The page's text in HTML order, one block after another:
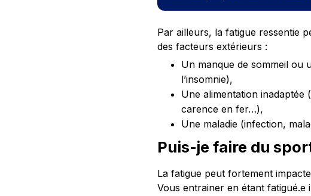
Par ailleurs, la fatigue ressentie
des facteurs extérieurs :
Un manque de sommeil ou
l’insomnie),
Une alimentation inadaptée
carence en fer…),
Une maladie (infection,
Puis-je faire du
La fatigue peut fortement
Vous entrainer en étant